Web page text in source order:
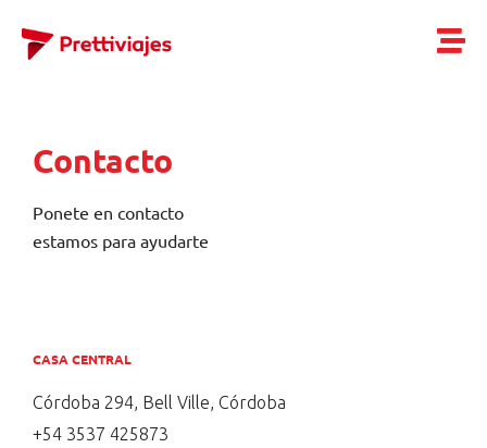
Contacto
Ponete en contacto
estamos para ayudarte
CASA CENTRAL
Córdoba 294, Bell Ville, Córdoba
+54 3537 425873